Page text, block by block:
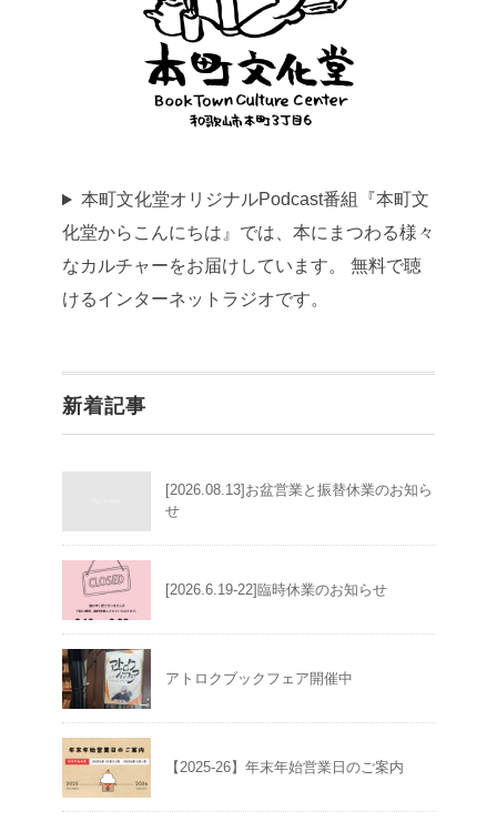
本町文化堂オリジナルPodcast番組『本町文
化堂からこんにちは』では、本にまつわる様々
なカルチャーをお届けしています。 無料で聴
けるインターネットラジオです。
新着記事
[2026.08.13]お盆営業と振替休業のお知ら
せ
[2026.6.19-22]臨時休業のお知らせ
アトロクブックフェア開催中
【2025-26】年末年始営業日のご案内